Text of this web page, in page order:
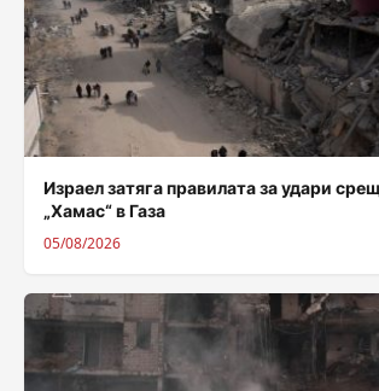
Израел затяга правилата за удари
„Хамас“ в Газа
05/08/2026